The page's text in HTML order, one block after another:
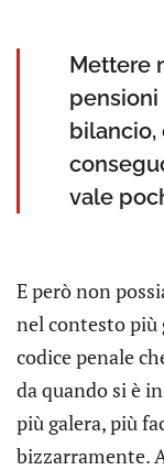
Mettere
pensioni
vale
E però non
nel contesto più
codice penale
da quando si è
più galera, più
bizzarramente.